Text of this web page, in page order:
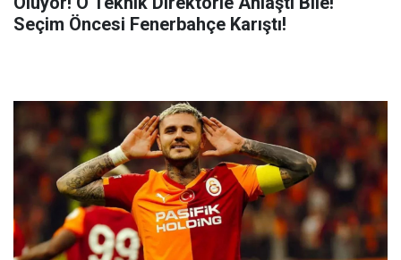
Seçim Öncesi Fenerbahçe Karıştı!